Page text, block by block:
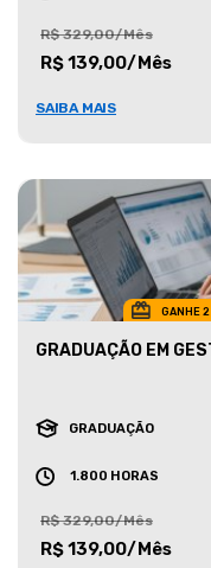
R$ 329,00/Mês
R$ 139,00/Mês
SAIBA MAIS
GANHE 2
GRADUAÇÃO EM
GRADUAÇÃO
1.800 HORAS
R$ 329,00/Mês
R$ 139,00/Mês